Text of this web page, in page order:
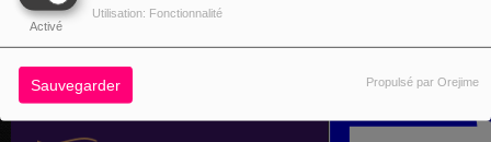
Activé
Utilisation: Fonctionnalité
Sauvegarder Propulsé par Orejime